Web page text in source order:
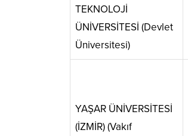
TEKNOLOJİ
ÜNİVERSİTESİ (Devlet
Üniversitesi)
YAŞAR ÜNİVERSİTESİ
(İZMİR) (Vakıf